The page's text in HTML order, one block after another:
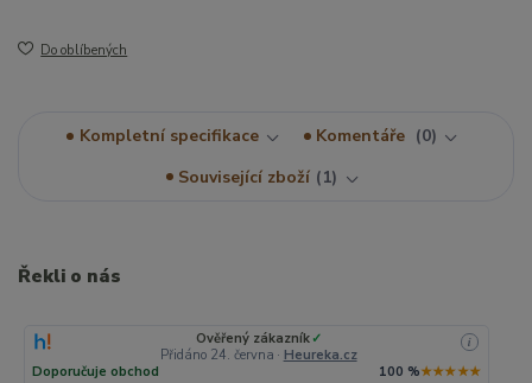
Do oblíbených
Kompletní specifikace Komentáře
0
Související zboží
1
Řekli o nás
Ověřený zákazník ✓
Přidáno 24. června · Heureka.cz
i
Doporučuje obchod 100 %★★★★★